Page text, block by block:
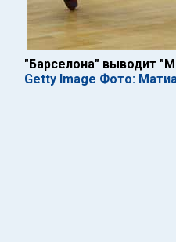
"Барселона" выводит
Getty Image Фото: